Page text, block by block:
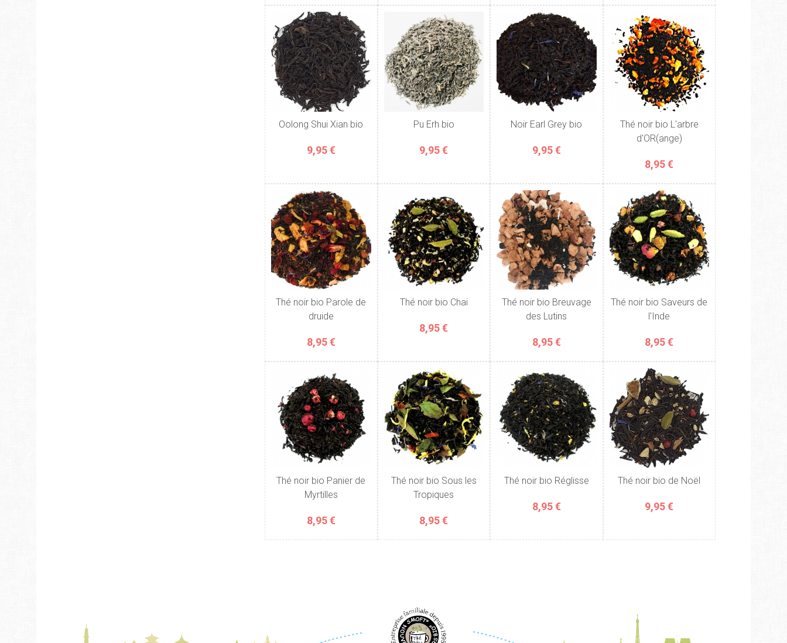
Oolong Shui Xian bio
9,95 €
Pu Erh bio
9,95 €
Noir Earl Grey bio
9,95 €
Thé noir bio L'arbre
d'OR(ange)
8,95 €
Thé noir bio Parole de
druide
8,95 €
Thé noir bio Chai
8,95 €
Thé noir bio Breuvage
des Lutins
8,95 €
Thé noir bio Saveurs de
l'Inde
8,95 €
Thé noir bio Panier de
Myrtilles
8,95 €
Thé noir bio Sous les
Tropiques
8,95 €
Thé noir bio Réglisse
8,95 €
Thé noir bio de Noël
9,95 €